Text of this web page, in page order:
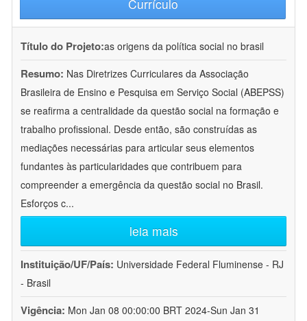
Currículo
Título do Projeto:as origens da política social no brasil
Resumo: Nas Diretrizes Curriculares da Associação
Brasileira de Ensino e Pesquisa em Serviço Social (ABEPSS)
se reafirma a centralidade da questão social na formação e
trabalho profissional. Desde então, são construídas as
mediações necessárias para articular seus elementos
fundantes às particularidades que contribuem para
compreender a emergência da questão social no Brasil.
Esforços c...
leia mais
Instituição/UF/País: Universidade Federal Fluminense - RJ
- Brasil
Vigência: Mon Jan 08 00:00:00 BRT 2024-Sun Jan 31